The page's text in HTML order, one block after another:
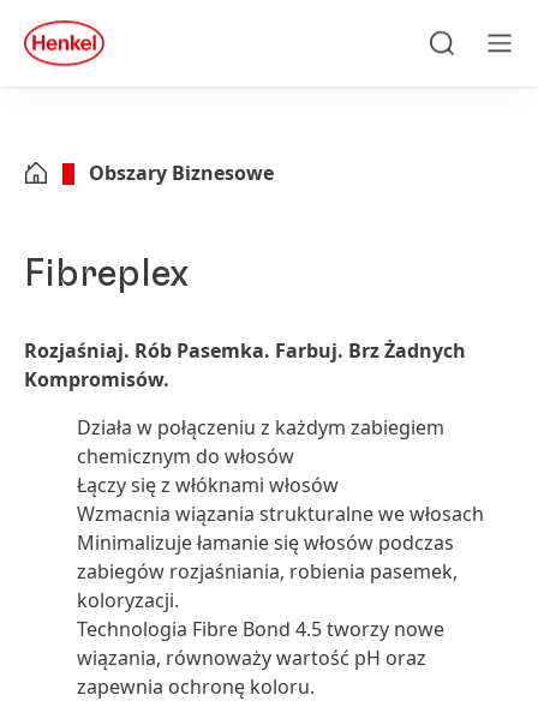
Skip to footer
quick
search
Obszary Biznesowe
Fibreplex
Rozjaśniaj. Rób Pasemka. Farbuj. BrzŻadnych
Kompromisów.
Działa w połączeniu z każdym zabiegiem
chemicznym do włosów
Łączy się z włóknami włosów
Wzmacnia wiązania strukturalne we włosach
Minimalizuje łamanie się włosów podczas
zabiegów rozjaśniania, robienia pasemek,
koloryzacji.
Technologia Fibre Bond 4.5 tworzy nowe
wiązania, równoważy wartość pH oraz
zapewnia ochronę koloru.